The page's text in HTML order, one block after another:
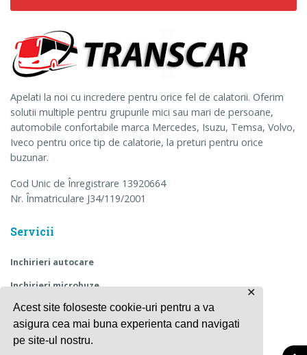
Acest site foloseste cookie-uri pentru a va
asigura cea mai buna experienta cand navigati
pe site-ul nostru.
✕
Apelati la noi cu incredere pentru orice fel de calatorii. Oferim
solutii multiple pentru grupurile mici sau mari de persoane,
automobile confortabile marca Mercedes, Isuzu, Temsa, Volvo,
Iveco pentru orice tip de calatorie, la preturi pentru orice
buzunar.
Cod Unic de Înregistrare 13920664
Nr. Înmatriculare J34/119/2001
Servicii
Inchirieri autocare
Inchirieri microbuze
Transport angajati
Transport copii